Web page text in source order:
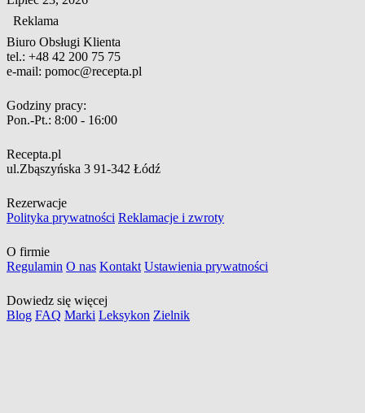
Reklama
Biuro Obsługi Klienta
tel.: +48 42 200 75 75
e-mail: pomoc@recepta.pl
Godziny pracy:
Pon.-Pt.: 8:00 - 16:00
Recepta.pl
ul.Zbąszyńska 3 91-342 Łódź
Rezerwacje
Polityka prywatności Reklamacje i zwroty
O firmie
Regulamin O nas Kontakt Ustawienia prywatności
Dowiedz się więcej
Blog FAQ Marki Leksykon Zielnik